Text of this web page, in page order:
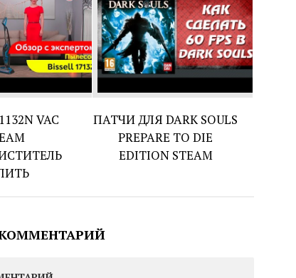
VAC
ПАТЧИ ДЛЯ DARK SOULS
PREPARE TO DIE
EDITION STEAM